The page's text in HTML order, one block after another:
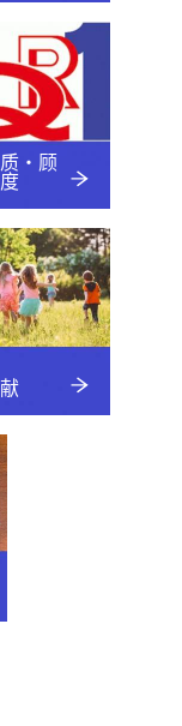
·顾